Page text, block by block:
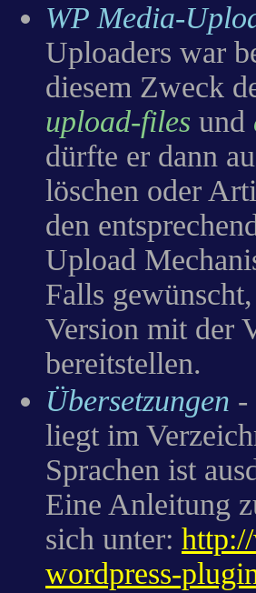
WP Media-
Uploaders war
diesem Zweck
upload-files und
dürfte er dann
löschen oder
den
Upload
Falls
Version mit der
bereitstellen.
Übersetzungen -
liegt im
Sprachen ist
Eine Anleitung
sich unter:
wordpress-